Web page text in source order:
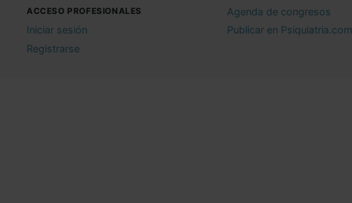
ACCESO PROFESIONALES
Iniciar sesión
Registrarse
Agenda de congresos
Publicar en Psiquiatria.com